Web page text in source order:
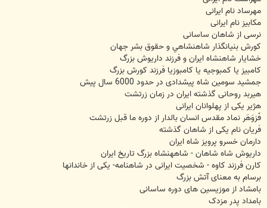
مهرساد نام ایرانی
مکابیز نام ایرانی
نرسی از شاهان ساسانی
کورش بنيانگذار شاهنشاهي و حقوق بشر جهان
خشایار شاهنشاه ایران و فرزند داریوش بزرگ
کامبیز یا کمبوجیه یا کامبوزیا فرزند کورش بزرگ
جمشید سومین شاه پیشدادی در حدود 6000 سال پیش
هیربد روحانی گذشته ایران در زمان زرتشت
هژیر یکی از پهلوانان ایرانی
فَرَوَهَر نماد مقدس انسان بالدار از دوره ما قبل زرتشت
فریان نام یکی از شاهان گذشته
دارمان خسرو پرویز شاه ایران
داریوش شاه شاهان - شاههنشاه بزرگ تاریخ ایران
کارن فرزند کاوه - شخصیت ایرانی در شاهنامه- یکی از خاندانها
برسام به معنای آتش بزرگ
بامشاد از موزیسین های دوره ساسانی
بامداد پدر مزدک